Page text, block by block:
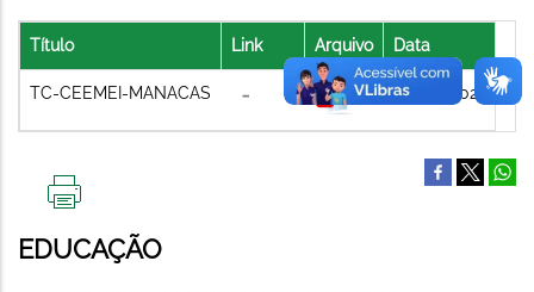
Título Link Arquivo Data
TC-CEEMEI-MANACAS 06/08/2021
ESTA
PÁGINA
EDUCAÇÃO